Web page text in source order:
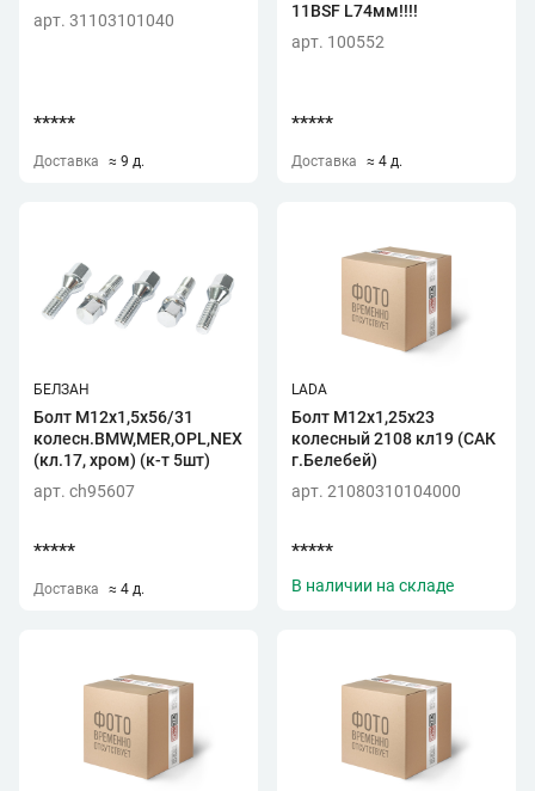
арт. 31103101040
*****
Доставка ≈ 9 д.
11BSF L74мм!!!!
арт. 100552
*****
Доставка ≈ 4 д.
БЕЛЗАН
Болт М12х1,5х56/31
колесн.BMW,MER,OPL,NEXIA,LANOS
(кл.17, хром) (к-т 5шт)
арт. ch95607
*****
Доставка ≈ 4 д.
LADA
Болт М12х1,25х23
колесный 2108 кл19 (САК
г.Белебей)
арт. 21080310104000
*****
В наличии на складе